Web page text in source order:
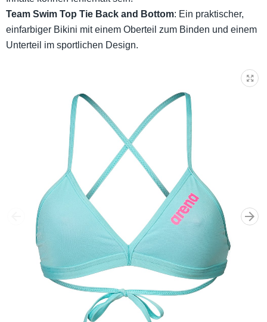
Team Swim Top Tie Back and Bottom: Ein praktischer,
einfarbiger Bikini mit einem Oberteil zum Binden und einem
Unterteil im sportlichen Design.